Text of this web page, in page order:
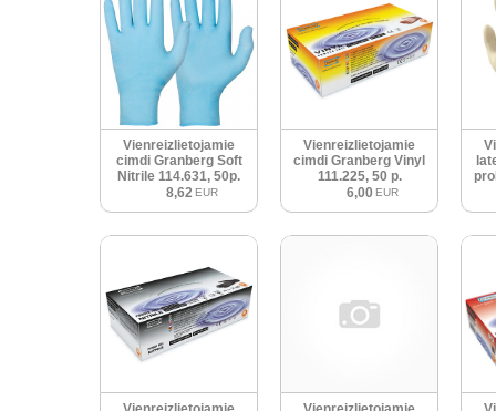
Vienreizlietojamie
cimdi Granberg Soft
Nitrile 114.631, 50p.
8,62 EUR
Vienreizlietojamie
cimdi Granberg Vinyl
111.225, 50 p.
6,00 EUR